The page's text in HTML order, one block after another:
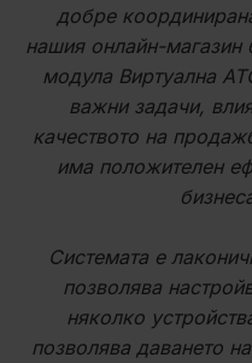
добре
нашия онлайн-
модула Виртуална
важни задачи,
качеството на
има положителен
Системата е
позволява
няколко
позволява даването